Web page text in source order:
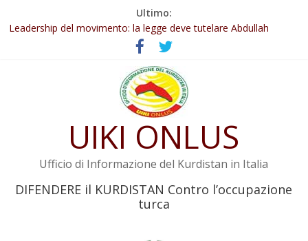
Ultimo:
Abdullah Öcalan: Le legge negativa deve essere trasformata in
legge positiva
Leadership del movimento: la legge deve tutelare Abdullah
Commissione donne del KNK: Şengal è di nuovo sotto minaccia
Non tenere conto della situazione di Rêber Apo ostacolerebbe
Il KNK chiede un’azione internazionale contro i crimini di guerra
UIKI ONLUS
Ufficio di Informazione del Kurdistan in Italia
DIFENDERE il KURDISTAN Contro l’occupazione
turca